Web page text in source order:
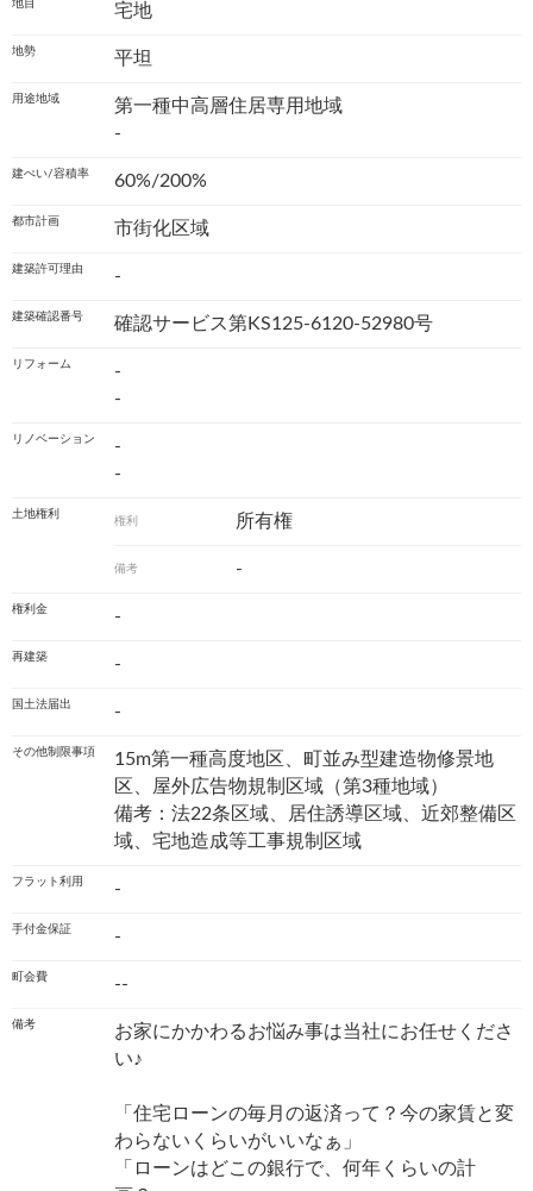
地目 宅地
地勢 平坦
用途地域
第一種中高層住居専用地域
-
建ぺい/容積率 60%/200%
都市計画 市街化区域
建築許可理由 -
建築確認番号 確認サービス第KS125-6120-52980号
リフォーム
-
-
リノベーション
-
-
土地権利
権利 所有権
備考 -
権利金 -
再建築 -
国土法届出 -
その他制限事項
15m第一種高度地区、町並み型建造物修景地
区、屋外広告物規制区域（第3種地域）
備考：法22条区域、居住誘導区域、近郊整備区
域、宅地造成等工事規制区域
フラット利用 -
手付金保証 -
町会費 --
備考
お家にかかわるお悩み事は当社にお任せくださ
い♪
「住宅ローンの毎月の返済って？今の家賃と変
わらないくらいがいいなぁ」
「ローンはどこの銀行で、何年くらいの計